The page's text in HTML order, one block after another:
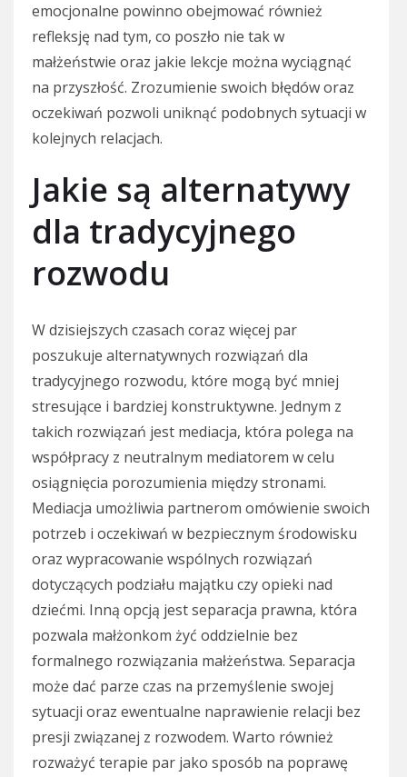
emocjonalne powinno obejmować również
refleksję nad tym, co poszło nie tak w
małżeństwie oraz jakie lekcje można wyciągnąć
na przyszłość. Zrozumienie swoich błędów oraz
oczekiwań pozwoli uniknąć podobnych sytuacji w
kolejnych relacjach.
Jakie są alternatywy
dla tradycyjnego
rozwodu
W dzisiejszych czasach coraz więcej par
poszukuje alternatywnych rozwiązań dla
tradycyjnego rozwodu, które mogą być mniej
stresujące i bardziej konstruktywne. Jednym z
takich rozwiązań jest mediacja, która polega na
współpracy z neutralnym mediatorem w celu
osiągnięcia porozumienia między stronami.
Mediacja umożliwia partnerom omówienie swoich
potrzeb i oczekiwań w bezpiecznym środowisku
oraz wypracowanie wspólnych rozwiązań
dotyczących podziału majątku czy opieki nad
dziećmi. Inną opcją jest separacja prawna, która
pozwala małżonkom żyć oddzielnie bez
formalnego rozwiązania małżeństwa. Separacja
może dać parze czas na przemyślenie swojej
sytuacji oraz ewentualne naprawienie relacji bez
presji związanej z rozwodem. Warto również
rozważyć terapie par jako sposób na poprawę